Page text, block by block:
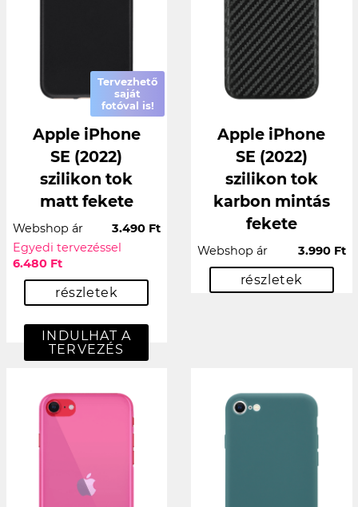
Tervezhető
saját
fotóval is!
Apple iPhone
SE (2022)
szilikon tok
matt fekete
Webshop ár
3.490 Ft
Egyedi tervezéssel
6.480 Ft
részletek
INDULHAT A
TERVEZÉS
Apple iPhone
SE (2022)
szilikon tok
karbon mintás
fekete
Webshop ár 3.990 Ft
részletek